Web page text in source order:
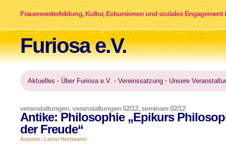
Furiosa e.V.
Frauenweiterbildung, Kultur, Exkursionen und soziales Engagement
Aktuelles · Über Furiosa e.V. · Vereinssatzung · Unsere
Antike: Philosophie „Epikurs
der Freude“
veranstaltungen,veranstaltungen 02/12,seminare 02/12
Autorin: Leoni Herrmann